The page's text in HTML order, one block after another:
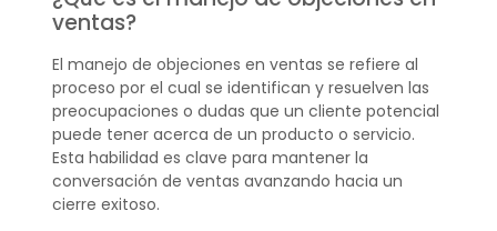
ventas?
El manejo de objeciones en ventas se refiere al
proceso por el cual se identifican y resuelven las
preocupaciones o dudas que un cliente potencial
puede tener acerca de un producto o servicio.
Esta habilidad es clave para mantener la
conversación de ventas avanzando hacia un
cierre exitoso.